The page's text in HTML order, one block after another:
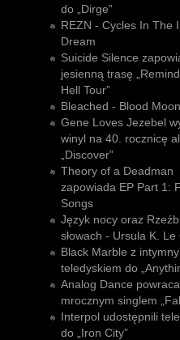
do „Dirge”
REZN - Cycles In The
Dream
Suicide Silence
jesienną trasę
Hell Tour”
Bleached - Blood Moon
Gene Loves Jezebel
winyl na 40. rocznicę
„Discover”
Theory of a Deadman
zapowiada EP Part 1:
Songs
Język nocy oraz
słowach - Ursula K. Le
Black Marble z
teledyskiem do
Analog Dance
mrocznym singlem
Interpol udostępnili
do „Iron City”